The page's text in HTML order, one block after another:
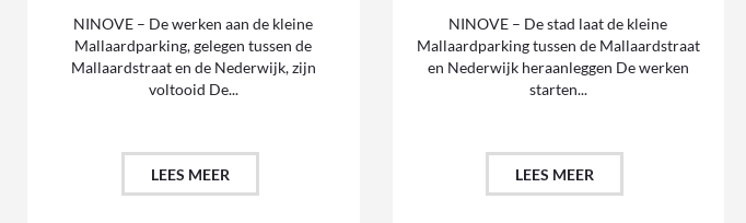
NINOVE – De werken aan de kleine
Mallaardparking, gelegen tussen de
Mallaardstraat en de Nederwijk, zijn
voltooid De...
LEES MEER
NINOVE – De stad laat de kleine
Mallaardparking tussen de Mallaardstraat
en Nederwijk heraanleggen De werken
starten...
LEES MEER